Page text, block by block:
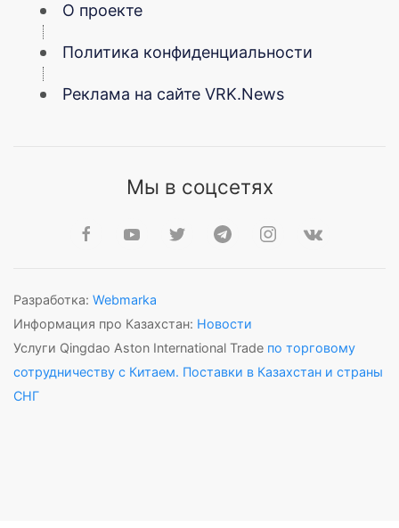
О проекте
Политика конфиденциальности
Реклама на сайте VRK.News
Мы в соцсетях
Разработка: Webmarka
Информация про Казахстан: Новости
Услуги Qingdao Aston International Trade по торговому
сотрудничеству с Китаем. Поставки в Казахстан и страны
СНГ